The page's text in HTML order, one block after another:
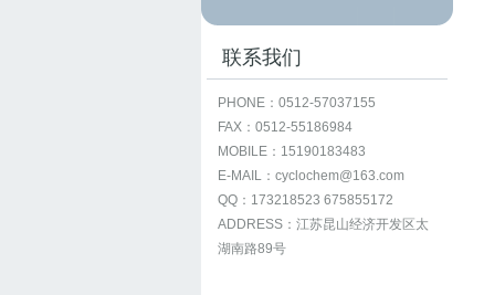
联系我们
PHONE：0512-57037155
FAX：0512-55186984
MOBILE：15190183483
E-MAIL：cyclochem@163.com
QQ：173218523 675855172
ADDRESS：江苏昆山经济开发区太
湖南路89号